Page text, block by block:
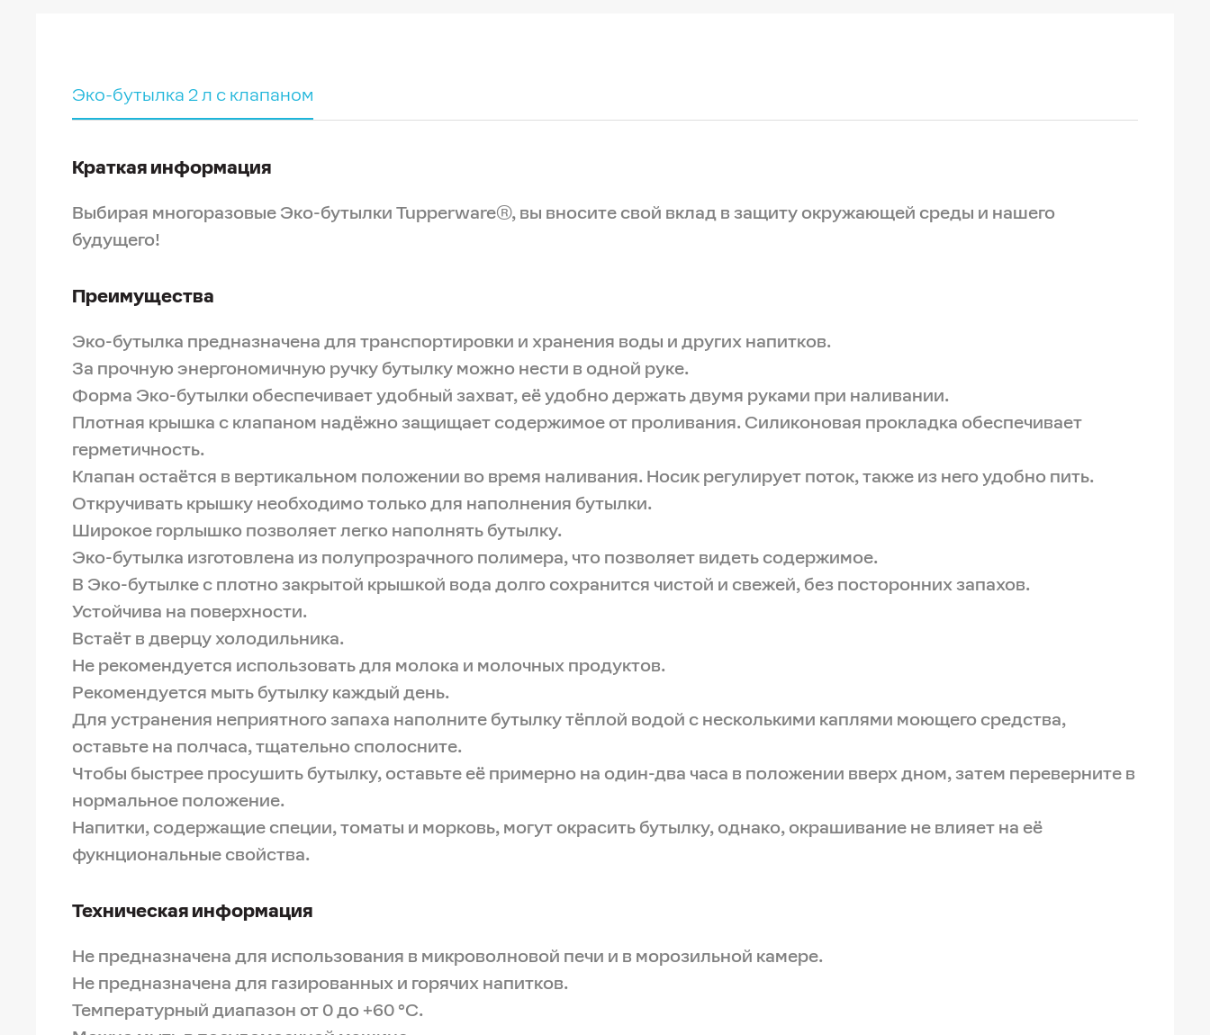
Эко-бутылка 2 л с клапаном
Краткая информация
Выбирая многоразовые Эко-бутылки Tupperware®, вы вносите свой вклад в защиту окружающей среды и нашего
будущего!
Преимущества
Эко-бутылка предназначена для транспортировки и хранения воды и других напитков.
За прочную энергономичную ручку бутылку можно нести в одной руке.
Форма Эко-бутылки обеспечивает удобный захват, её удобно держать двумя руками при наливании.
Плотная крышка с клапаном надёжно защищает содержимое от проливания. Силиконовая прокладка обеспечивает
герметичность.
Клапан остаётся в вертикальном положении во время наливания. Носик регулирует поток, также из него удобно пить.
Откручивать крышку необходимо только для наполнения бутылки.
Широкое горлышко позволяет легко наполнять бутылку.
Эко-бутылка изготовлена из полупрозрачного полимера, что позволяет видеть содержимое.
В Эко-бутылке с плотно закрытой крышкой вода долго сохранится чистой и свежей, без посторонних запахов.
Устойчива на поверхности.
Встаёт в дверцу холодильника.
Не рекомендуется использовать для молока и молочных продуктов.
Рекомендуется мыть бутылку каждый день.
Для устранения неприятного запаха наполните бутылку тёплой водой с несколькими каплями моющего средства,
оставьте на полчаса, тщательно сполосните.
Чтобы быстрее просушить бутылку, оставьте её примерно на один-два часа в положении вверх дном, затем переверните в
нормальное положение.
Напитки, содержащие специи, томаты и морковь, могут окрасить бутылку, однако, окрашивание не влияет на её
фукнциональные свойства.
Техническая информация
Не предназначена для использования в микроволновой печи и в морозильной камере.
Не предназначена для газированных и горячих напитков.
Температурный диапазон от 0 до +60 °C.